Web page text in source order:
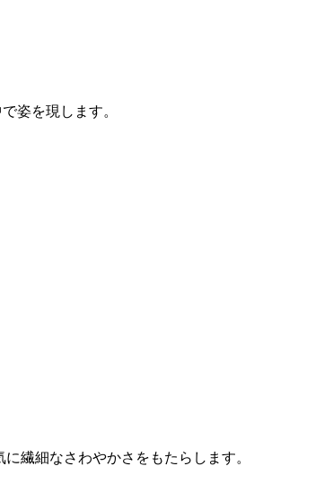
姿を現します。
繊細なさわやかさをもたらします。